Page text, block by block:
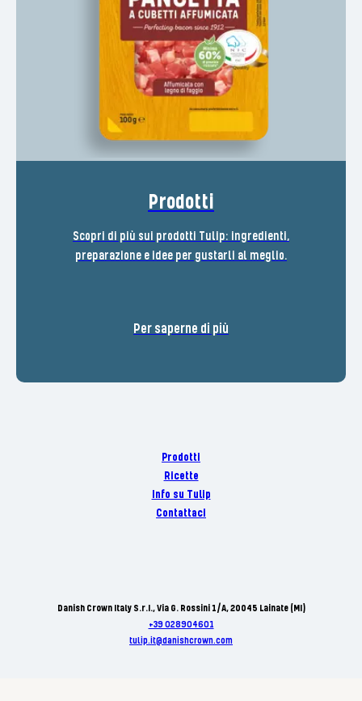
Prodotti
Scopri di più sui prodotti Tulip: ingredienti,
preparazione e idee per gustarli al meglio.
Per saperne di più
Prodotti
Ricette
Info su Tulip
Contattaci
Danish Crown Italy S.r.I., Via G. Rossini 1/A, 20045 Lainate (MI)
+39 028904601
tulip.it@danishcrown.com